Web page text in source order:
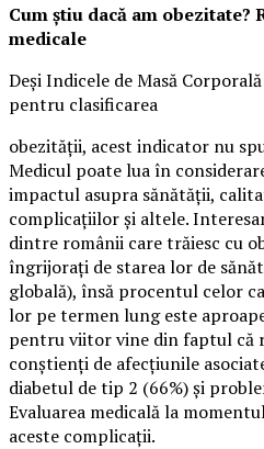
Cum știu dacă am
medicale
Deși Indicele de Masă
pentru clasificarea
obezității, acest indicator nu
Medicul poate lua în
impactul asupra sănătății,
complicațiilor și altele.
dintre românii care trăiesc cu
îngrijorați de starea lor de
globală), însă procentul celor
lor pe termen lung este
pentru viitor vine din faptul că
conștienți de afecțiunile
diabetul de tip 2 (66%) și
Evaluarea medicală la
aceste complicații.